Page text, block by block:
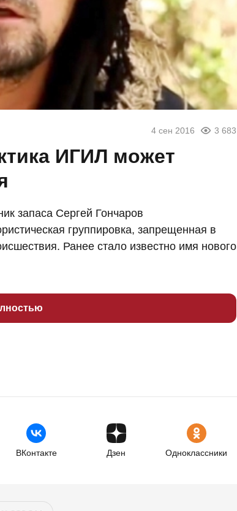
4 сен 2016 3 683
ИГИЛ может
запаса Сергей Гончаров
группировка, запрещенная в
Ранее стало известно имя нового
ВКонтакте Дзен Одноклассники